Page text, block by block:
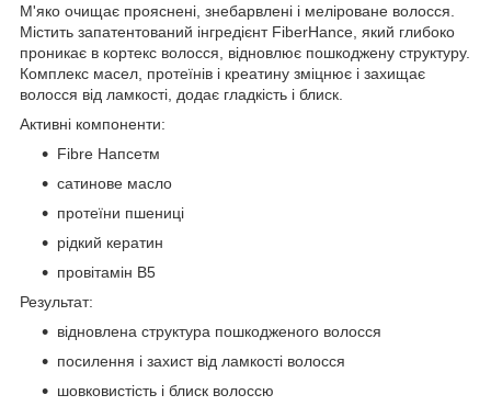
М'яко очищає прояснені, знебарвлені і меліроване волосся.
Містить запатентований інгредієнт FiberHance, який глибоко
проникає в кортекс волосся, відновлює пошкоджену структуру.
Комплекс масел, протеїнів і креатину зміцнює і захищає
волосся від ламкості, додає гладкість і блиск.
Активні компоненти:
Fibre Напсетм
сатинове масло
протеїни пшениці
рідкий кератин
провітамін В5
Результат:
відновлена структура пошкодженого волосся
посилення і захист від ламкості волосся
шовковистість і блиск волоссю